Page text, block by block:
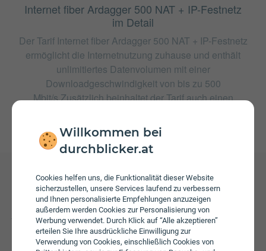
Willkommen bei
durchblicker.at
Cookies helfen uns, die Funktionalität dieser Website
sicherzustellen, unsere Services laufend zu verbessern
und Ihnen personalisierte Empfehlungen anzuzeigen
außerdem werden Cookies zur Personalisierung von
Werbung verwendet. Durch Klick auf “Alle akzeptieren”
erteilen Sie Ihre ausdrückliche Einwilligung zur
Verwendung von Cookies, einschließlich Cookies von
Internet fiber Ardagger 500 NAT + IP-Festnetz
im Detail
Der Tarif Internet fiber Ardagger 500 NAT + IP-Festnetz
ermöglicht die Internetnutzung zuhause und enthält
unlimitiertes Datenvolumen mit einer
Downloadgeschwindigkeit von bis zu 500
Mbit/s.Zusätzlich beinhaltet der Tarif auch einen
weitere Tarife von fonira
Gebühren
Beim Tarif Internet fiber Ardagger 500 NAT + IP-Festnetz
fallen monatliche Gebühren von € 45,60 an. Weiters fallen
einmalige Gebühren von bis zu € 251,00 an.